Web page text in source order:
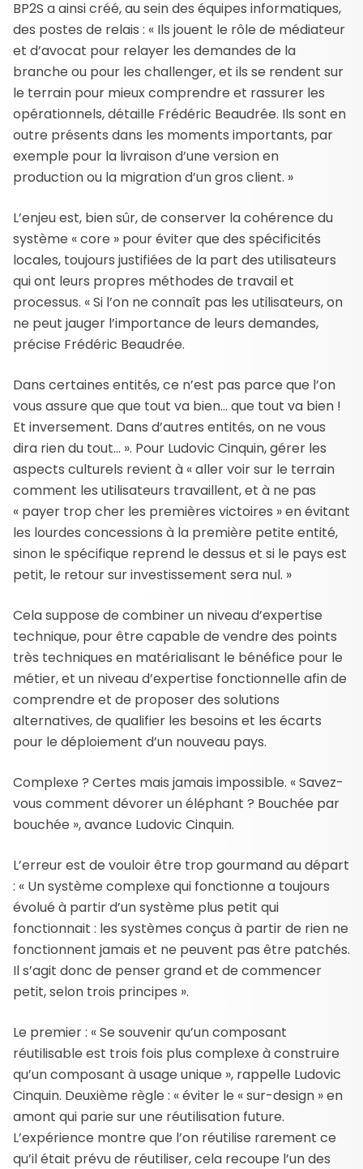
BP2S a ainsi créé, au sein des équipes informatiques,
des postes de relais : « Ils jouent le rôle de médiateur
et d’avocat pour relayer les demandes de la
branche ou pour les challenger, et ils se rendent sur
le terrain pour mieux comprendre et rassurer les
opérationnels, détaille Frédéric Beaudrée. Ils sont en
outre présents dans les moments importants, par
exemple pour la livraison d’une version en
production ou la migration d’un gros client. »
L’enjeu est, bien sûr, de conserver la cohérence du
système « core » pour éviter que des spécificités
locales, toujours justifiées de la part des utilisateurs
qui ont leurs propres méthodes de travail et
processus. « Si l’on ne connaît pas les utilisateurs, on
ne peut jauger l’importance de leurs demandes,
précise Frédéric Beaudrée.
Dans certaines entités, ce n’est pas parce que l’on
vous assure que que tout va bien… que tout va bien !
Et inversement. Dans d’autres entités, on ne vous
dira rien du tout… ». Pour Ludovic Cinquin, gérer les
aspects culturels revient à « aller voir sur le terrain
comment les utilisateurs travaillent, et à ne pas
« payer trop cher les premières victoires » en évitant
les lourdes concessions à la première petite entité,
sinon le spécifique reprend le dessus et si le pays est
petit, le retour sur investissement sera nul. »
Cela suppose de combiner un niveau d’expertise
technique, pour être capable de vendre des points
très techniques en matérialisant le bénéfice pour le
métier, et un niveau d’expertise fonctionnelle afin de
comprendre et de proposer des solutions
alternatives, de qualifier les besoins et les écarts
pour le déploiement d’un nouveau pays.
Complexe ? Certes mais jamais impossible. « Savez-
vous comment dévorer un éléphant ? Bouchée par
bouchée », avance Ludovic Cinquin.
L’erreur est de vouloir être trop gourmand au départ
: « Un système complexe qui fonctionne a toujours
évolué à partir d’un système plus petit qui
fonctionnait : les systèmes conçus à partir de rien ne
fonctionnent jamais et ne peuvent pas être patchés.
Il s’agit donc de penser grand et de commencer
petit, selon trois principes ».
Le premier : « Se souvenir qu’un composant
réutilisable est trois fois plus complexe à construire
qu’un composant à usage unique », rappelle Ludovic
Cinquin. Deuxième règle : « éviter le « sur-design » en
amont qui parie sur une réutilisation future.
L’expérience montre que l’on réutilise rarement ce
qu’il était prévu de réutiliser, cela recoupe l’un des